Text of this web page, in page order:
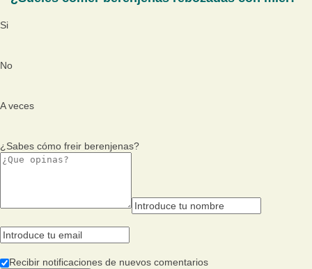
Si
No
A veces
¿Sabes cómo freir berenjenas?
Recibir notificaciones de nuevos comentarios